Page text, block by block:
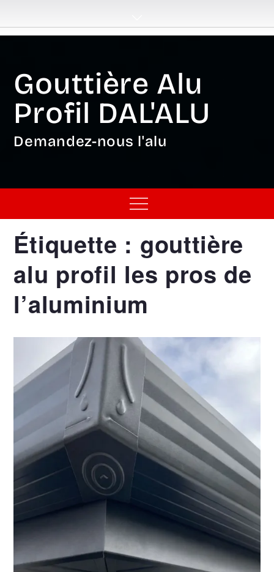
content
Gouttière Alu
Profil DAL'ALU
Demandez-nous l'alu
Menu
Étiquette : gouttière
alu profil les pros de
l’aluminium